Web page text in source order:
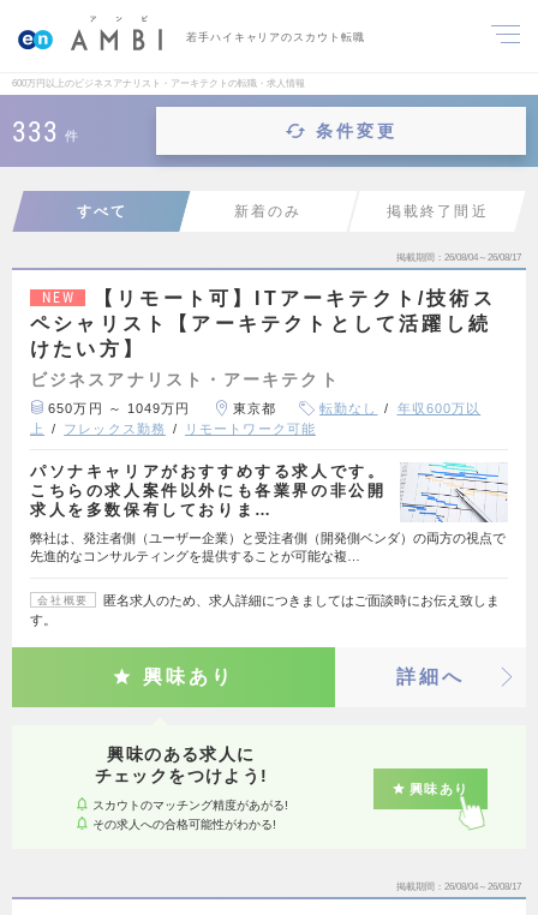
若手ハイキャリアのスカウト転職
600万円以上のビジネスアナリスト・アーキテクトの転職・求人情報
333 件 条件変更
すべて 新着のみ 掲載終了間近
掲載期間 26/08/04～26/08/17
NEW
【リモート可】ITアーキテクト/技術ス
ペシャリスト【アーキテクトとして活躍し続
けたい方】
ビジネスアナリスト・アーキテクト
650万円 ～ 1049万円 東京都 転勤なし
年収600万以
上
フレックス勤務 リモートワーク可能
パソナキャリアがおすすめする求人です。
こちらの求人案件以外にも各業界の非公開
求人を多数保有しておりま…
弊社は、発注者側（ユーザー企業）と受注者側（開発側ベンダ）の両方の視点で
先進的なコンサルティングを提供することが可能な複…
会社概要
匿名求人のため、求人詳細につきましてはご面談時にお伝え致しま
す。
興味あり 詳細へ
興味のある求人に
チェックをつけよう!
スカウトのマッチング精度があがる!
その求人への合格可能性がわかる!
興味あり
掲載期間 26/08/04～26/08/17